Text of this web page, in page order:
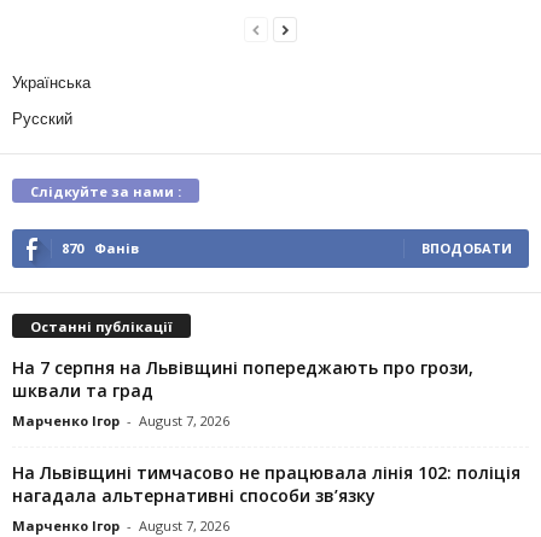
Українська
Русский
Слідкуйте за нами :
870 Фанів ВПОДОБАТИ
Останні публікації
На 7 серпня на Львівщині попереджають про грози,
шквали та град
Марченко Ігор - August 7, 2026
На Львівщині тимчасово не працювала лінія 102: поліція
нагадала альтернативні способи зв’язку
Марченко Ігор - August 7, 2026